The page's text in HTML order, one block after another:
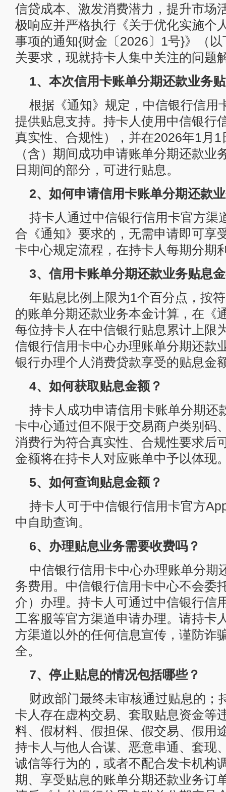
信贷成本、激发消费潜力，提升市场
极响应并严格执行《关于优化实施个
事项的通知{财金〔2026〕1号}》（
关要求，现就持卡人集中关注的问题
1、本次信用卡账单分期还款业务
根据《通知》规定，中信银行信用
提供贴息支持。持卡人使用中信银行
真实性、合规性），并在2026年1月
（含）期间成功申请账单分期还款
日期间的部分，可进行贴息。
2、如何申请信用卡账单分期还款
持卡人通过中信银行信用卡官方渠
合《通知》要求的，无需申请即可享
卡中心规定流程，在持卡人每期分期
3、信用卡账单分期还款业务贴息
年贴息比例上限为1个百分点，按
的账单分期还款业务本金计算，在《
每位持卡人在中信银行贴息累计上限
信银行信用卡中心办理账单分期还款
银行办理个人消费贷款享受的贴息金
4、如何获取贴息金额？
持卡人成功申请信用卡账单分期还
卡中心通过但不限于交易商户类别码
消费行为符合真实性、合规性要求后
金额将在持卡人对应账单中予以体现
5、如何查询贴息金额？
持卡人可于中信银行信用卡官方
中自助查询。
6、办理贴息业务需要收费吗？
中信银行信用卡中心办理账单分期
务费用。中信银行信用卡中心不会委
介）办理。持卡人可通过中信银行信
工客服等官方渠道申请办理。请持卡
方渠道以外的任何信息宣传，谨防诈
全。
7、停止贴息的情况包括哪些？
财政部门最终未审核通过贴息的；
卡人存在虚构交易、套取贴息资金等
料、假材料、假担保、假交易、假用
持卡人与他人合谋、恶意串通、套现
诚信等行为的，或者不配合发卡机构
期、享受贴息的账单分期还款业务订